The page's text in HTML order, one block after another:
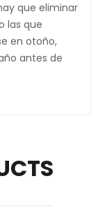
que eliminar
las que
en otoño,
antes de